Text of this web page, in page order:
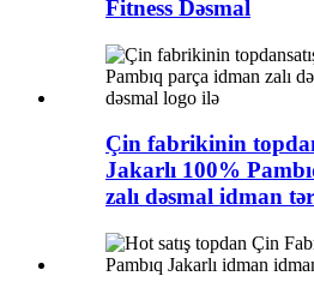
Fitness Dəsmal
Çin fabrikinin
Jakarlı 100%
zalı dəsmal idman